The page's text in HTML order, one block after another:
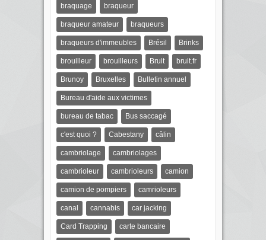
braquage braqueur
braqueur amateur braqueurs
braqueurs d'immeubles Brésil Brinks
brouilleur brouilleurs Bruit bruit.fr
Brunoy Bruxelles Bulletin annuel
Bureau d'aide aux victimes
bureau de tabac Bus saccagé
c'est quoi ? Cabestany câlin
cambriolage cambriolages
cambrioleur cambrioleurs camion
camion de pompiers camrioleurs
canal cannabis car jacking
Card Trapping carte bancaire